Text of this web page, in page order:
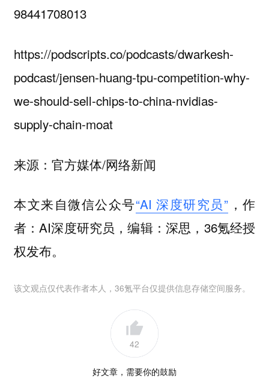
98441708013
https://podscripts.co/podcasts/dwarkesh-
podcast/jensen-huang-tpu-competition-why-
we-should-sell-chips-to-china-nvidias-
supply-chain-moat
来源：官方媒体/网络新闻
本文来自微信公众号“AI 深度研究员”，作
者：AI深度研究员，编辑：深思，36氪经授
权发布。
该文观点仅代表作者本人，36氪平台仅提供信息存储空间服务。
42
好文章，需要你的鼓励